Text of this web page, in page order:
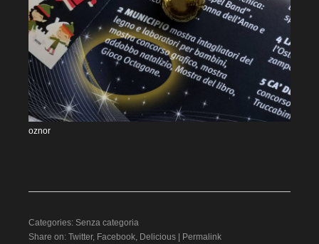
oznor
Categories: Senza categoria
Share on: Twitter, Facebook Delicious Permalink